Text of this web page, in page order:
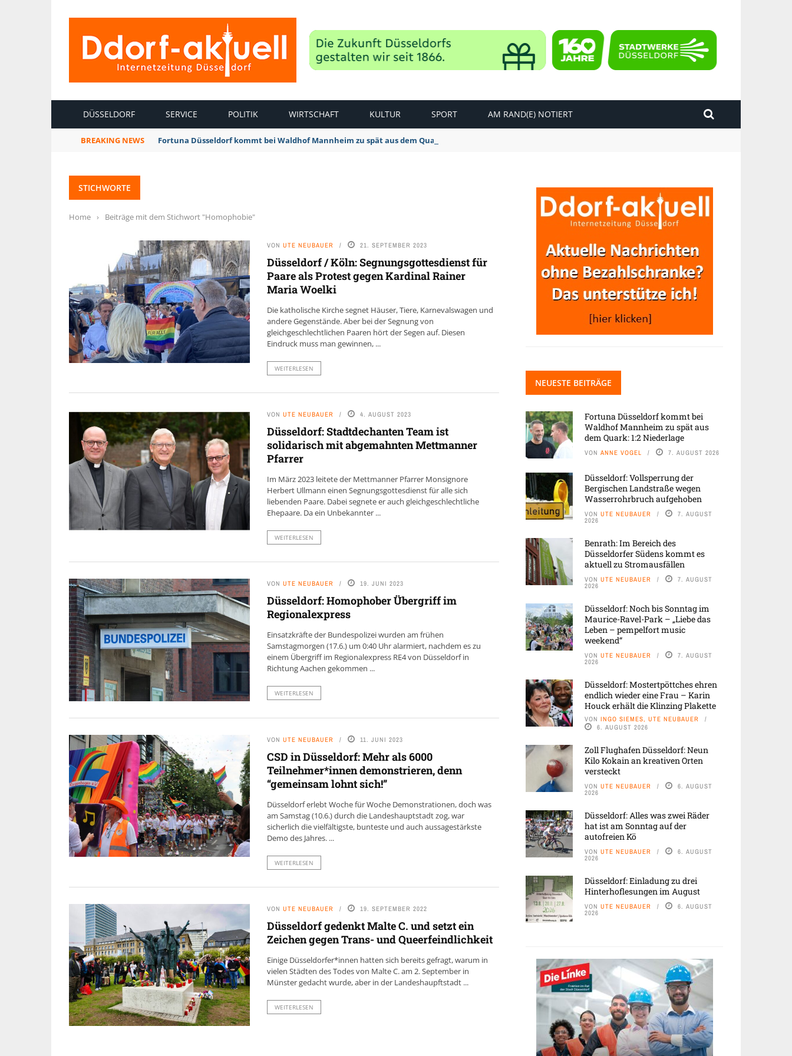
DÜSSELDORF SERVICE POLITIK WIRTSCHAFT KULTUR SPORT AM RAND(E) NOTIERT
BREAKING NEWS Fortuna Düsseldorf kommt bei Waldhof Mannheim zu spät aus dem Quark: 1:2 Niederlage
STICHWORTE
Home › Beiträge mit dem Stichwort "Homophobie"
VON UTE NEUBAUER 21. SEPTEMBER 2023
Düsseldorf / Köln: Segnungsgottesdienst für
Paare als Protest gegen Kardinal Rainer
Maria Woelki
Die katholische Kirche segnet Häuser, Tiere, Karnevalswagen und
andere Gegenstände. Aber bei der Segnung von
gleichgeschlechtlichen Paaren hört der Segen auf. Diesen
Eindruck muss man gewinnen, ...
WEITERLESEN
VON UTE NEUBAUER 4. AUGUST 2023
Düsseldorf: Stadtdechanten Team ist
solidarisch mit abgemahnten Mettmanner
Pfarrer
Im März 2023 leitete der Mettmanner Pfarrer Monsignore
Herbert Ullmann einen Segnungsgottesdienst für alle sich
liebenden Paare. Dabei segnete er auch gleichgeschlechtliche
Ehepaare. Da ein Unbekannter ...
WEITERLESEN
VON UTE NEUBAUER 19. JUNI 2023
Düsseldorf: Homophober Übergriff im
Regionalexpress
Einsatzkräfte der Bundespolizei wurden am frühen
Samstagmorgen (17.6.) um 0:40 Uhr alarmiert, nachdem es zu
einem Übergriff im Regionalexpress RE4 von Düsseldorf in
Richtung Aachen gekommen ...
WEITERLESEN
VON UTE NEUBAUER 11. JUNI 2023
CSD in Düsseldorf: Mehr als 6000
Teilnehmer*innen demonstrieren, denn
“gemeinsam lohnt sich!”
Düsseldorf erlebt Woche für Woche Demonstrationen, doch was
am Samstag (10.6.) durch die Landeshauptstadt zog, war
sicherlich die vielfältigste, bunteste und auch aussagestärkste
Demo des Jahres. ...
WEITERLESEN
VON UTE NEUBAUER 19. SEPTEMBER 2022
Düsseldorf gedenkt Malte C. und setzt ein
Zeichen gegen Trans- und Queerfeindlichkeit
Einige Düsseldorfer*innen hatten sich bereits gefragt, warum in
vielen Städten des Todes von Malte C. am 2. September in
Münster gedacht wurde, aber in der Landeshaupftstadt ...
WEITERLESEN
NEUESTE BEITRÄGE
Fortuna Düsseldorf kommt bei
Waldhof Mannheim zu spät aus
dem Quark: 1:2 Niederlage
VON ANNE VOGEL 7. AUGUST 2026
Düsseldorf: Vollsperrung der
Bergischen Landstraße wegen
Wasserrohrbruch aufgehoben
VON UTE NEUBAUER 7. AUGUST
2026
Benrath: Im Bereich des
Düsseldorfer Südens kommt es
aktuell zu Stromausfällen
VON UTE NEUBAUER 7. AUGUST
2026
Düsseldorf: Noch bis Sonntag im
Maurice-Ravel-Park – „Liebe das
Leben – pempelfort music
weekend“
VON UTE NEUBAUER 7. AUGUST
2026
Düsseldorf: Mostertpöttches ehren
endlich wieder eine Frau – Karin
Houck erhält die Klinzing Plakette
VON INGO SIEMES, UTE NEUBAUER
6. AUGUST 2026
Zoll Flughafen Düsseldorf: Neun
Kilo Kokain an kreativen Orten
versteckt
VON UTE NEUBAUER 6. AUGUST
2026
Düsseldorf: Alles was zwei Räder
hat ist am Sonntag auf der
autofreien Kö
VON UTE NEUBAUER 6. AUGUST
2026
Düsseldorf: Einladung zu drei
Hinterhoflesungen im August
VON UTE NEUBAUER 6. AUGUST
2026